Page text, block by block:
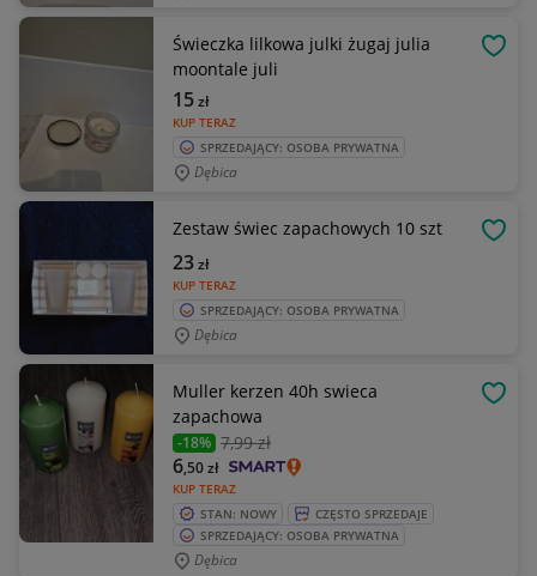
Świeczka lilkowa julki żugaj julia
moontale juli
KUP TERAZ
15zł
SPRZEDAJĄCY: OSOBA PRYWATNA
Dębica
Zestaw świec zapachowych 10 szt
KUP TERAZ
23zł
SPRZEDAJĄCY: OSOBA PRYWATNA
Dębica
Muller kerzen 40h swieca
zapachowa
-18% 7,99 zł
KUP TERAZ
6,50zł
STAN: NOWY
CZĘSTO SPRZEDAJE
SPRZEDAJĄCY: OSOBA PRYWATNA
Dębica